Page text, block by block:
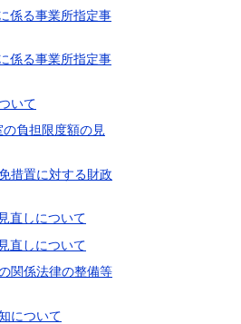
係る事業所指定事
係る事業所指定事
いて
負担限度額の見
措置に対する財政
直しについて
直しについて
関係法律の整備等
について